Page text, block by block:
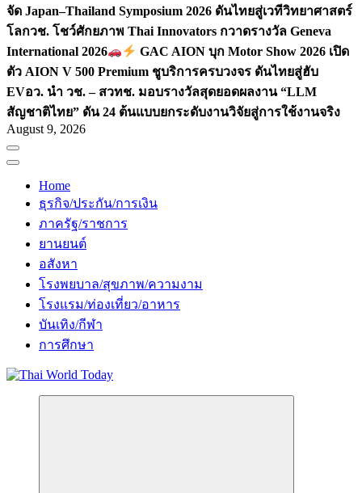
จัด Japan–Thailand Symposium 2026 ดันไทยสู่เวทีวิทยาศาสตร์
โลกวช. โชว์ศักยภาพ Thai Innovators กวาดรางวัล Geneva
International 2026
GAC AION บุก Motor Show 2026 เปิด
ตัว AION V 500 Premium ชูบริการครบวงจร ดันไทยสู่ฮับ
EVอว. นำ วช. – สวทช. มอบรางวัลสุดยอดผลงาน “LLM
สัญชาติไทย” ดัน 24 ต้นแบบยกระดับงานวิจัยสู่การใช้งานจริง
August 9, 2026
Home
ธุรกิจ/ประกัน/การเงิน
ภาครัฐ/ราชการ
ยานยนต์
อสังหา
โรงพยบาล/สุขภาพ/ความงาม
โรงแรม/ท่องเที่ยว/อาหาร
บันเทิง/กีฬา
การศึกษา